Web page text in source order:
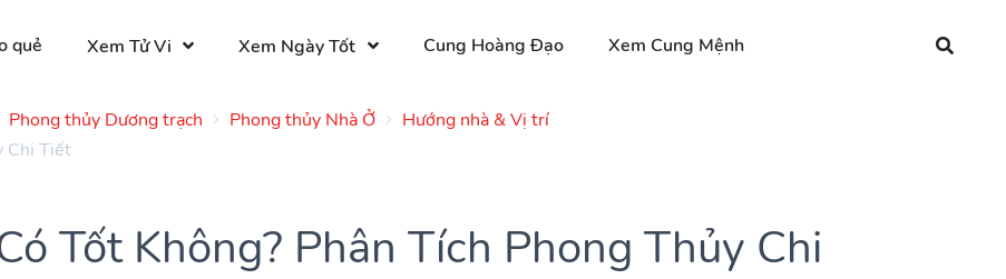
quẻ Xem Tử Vi Xem Ngày Tốt Cung Hoàng Đạo Xem Cung Mệnh
Phong thủy Dương trạch Phong thủy Nhà Ở
Hướng nhà & Vị trí
Chi Tiết
Tốt Không? Phân Tích Phong Thủy Chi